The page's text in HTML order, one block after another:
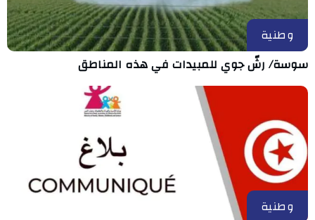
وطنية
سوسة/ رشّ جوي للمبيدات في هذه المناطق
وطنية